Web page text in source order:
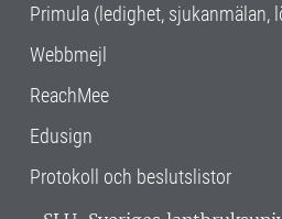
Primula (ledighet, sjukanmälan,
Webbmejl
ReachMee
Edusign
Protokoll och beslutslistor